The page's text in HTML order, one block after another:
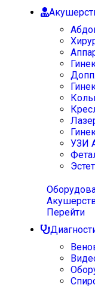
УЗИ
Перейти